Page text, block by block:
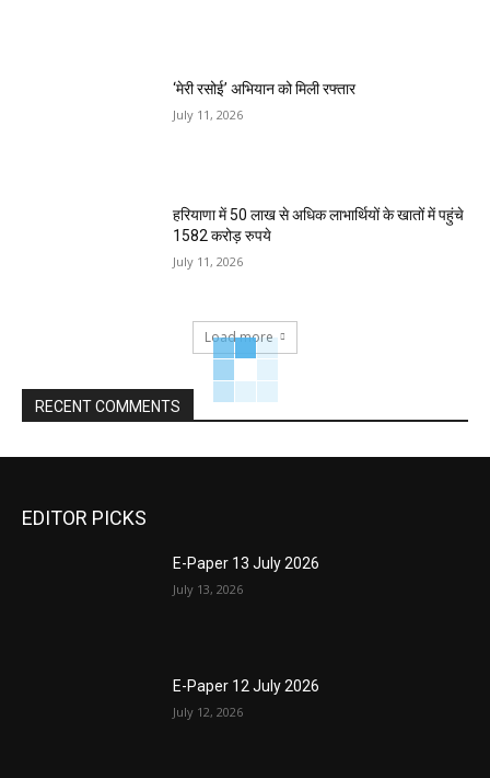
‘मेरी रसोई’ अभियान को मिली रफ्तार
July 11, 2026
हरियाणा में 50 लाख से अधिक लाभार्थियों के खातों में पहुंचे
1582 करोड़ रुपये
July 11, 2026
Load more
RECENT COMMENTS
EDITOR PICKS
E-Paper 13 July 2026
July 13, 2026
E-Paper 12 July 2026
July 12, 2026